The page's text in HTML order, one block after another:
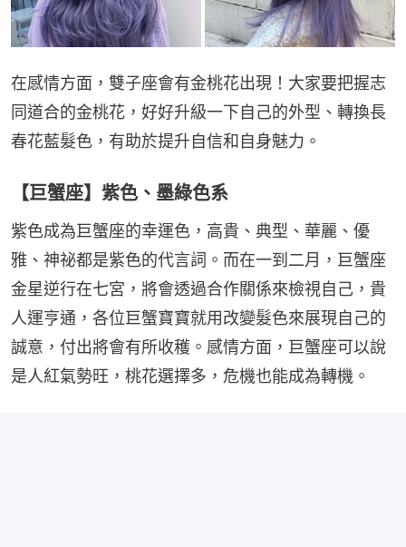
在感情方面，雙子座會有金桃花出現！大家要把握志
同道合的金桃花，好好升級一下自己的外型、轉換長
春花藍髮色，有助於提升自信和自身魅力。
【巨蟹座】紫色、墨綠色系
紫色成為巨蟹座的幸運色，高貴、典型、華麗、優
雅、神祕都是紫色的代言詞。而在一到二月，巨蟹座
金星逆行在七宮，將會透過合作關係來檢視自己，貴
人運亨通，各位巨蟹寶寶就用改變髮色來展現自己的
誠意，付出將會有所收穫。感情方面，巨蟹座可以說
是人紅氣勢旺，桃花選擇多，危機也能成為轉機。